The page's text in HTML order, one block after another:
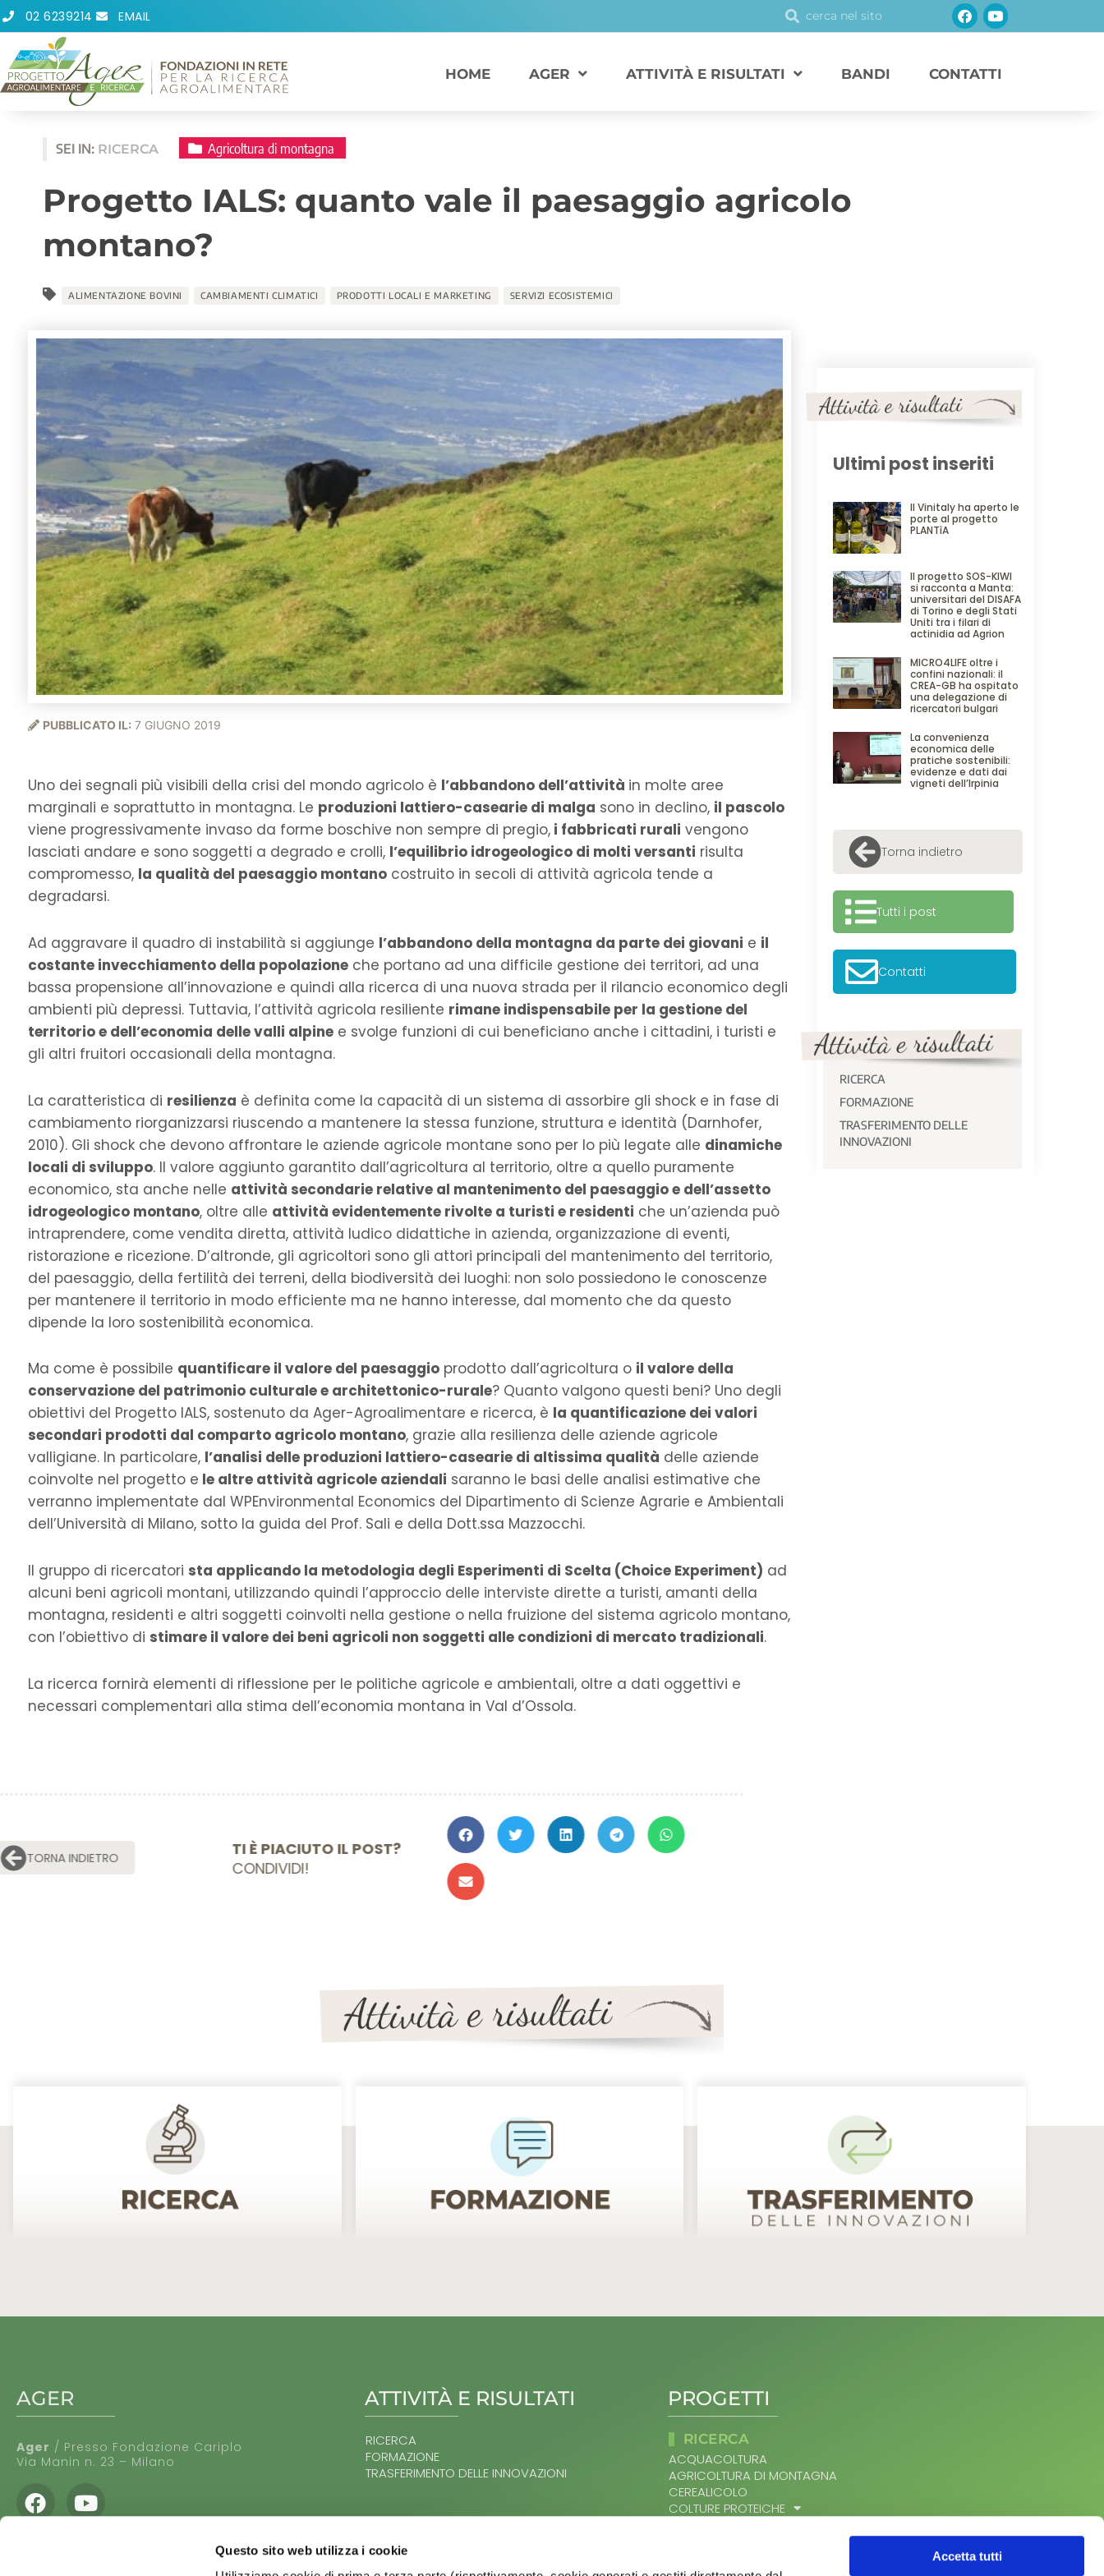
Questo sito web utilizza i cookie
Accetta tutti
Vai
contenuto
02 6239214 EMAIL CercaCerca Facebook
Youtube
HOME AGER ATTIVITÀ E RISULTATI BANDI CONTATTI
SEI IN: RICERCA Agricoltura di montagna
Progetto IALS: quanto vale il paesaggio agricolo
montano?
ALIMENTAZIONE BOVINI CAMBIAMENTI CLIMATICI PRODOTTI LOCALI E MARKETING SERVIZI ECOSISTEMICI
PUBBLICATO IL: 7 GIUGNO 2019
Uno dei segnali più visibili della crisi del mondo agricolo è l’abbandono dell’attività in molte aree
marginali e soprattutto in montagna. Le produzioni lattiero-casearie di malga sono in declino, il pascolo
viene progressivamente invaso da forme boschive non sempre di pregio, i fabbricati rurali vengono
lasciati andare e sono soggetti a degrado e crolli, l’equilibrio idrogeologico di molti versanti risulta
compromesso, la qualità del paesaggio montano costruito in secoli di attività agricola tende a
degradarsi.
Ad aggravare il quadro di instabilità si aggiunge l’abbandono della montagna da parte dei giovani e il
costante invecchiamento della popolazione che portano ad una difficile gestione dei territori, ad una
bassa propensione all’innovazione e quindi alla ricerca di una nuova strada per il rilancio economico degli
ambienti più depressi. Tuttavia, l’attività agricola resiliente rimane indispensabile per la gestione del
territorio e dell’economia delle valli alpine e svolge funzioni di cui beneficiano anche i cittadini, i turisti e
gli altri fruitori occasionali della montagna.
La caratteristica di resilienza è definita come la capacità di un sistema di assorbire gli shock e in fase di
cambiamento riorganizzarsi riuscendo a mantenere la stessa funzione, struttura e identità (Darnhofer,
2010). Gli shock che devono affrontare le aziende agricole montane sono per lo più legate alle dinamiche
locali di sviluppo. Il valore aggiunto garantito dall’agricoltura al territorio, oltre a quello puramente
economico, sta anche nelle attività secondarie relative al mantenimento del paesaggio e dell’assetto
idrogeologico montano, oltre alle attività evidentemente rivolte a turisti e residenti che un’azienda può
intraprendere, come vendita diretta, attività ludico didattiche in azienda, organizzazione di eventi,
ristorazione e ricezione. D’altronde, gli agricoltori sono gli attori principali del mantenimento del territorio,
del paesaggio, della fertilità dei terreni, della biodiversità dei luoghi: non solo possiedono le conoscenze
per mantenere il territorio in modo efficiente ma ne hanno interesse, dal momento che da questo
dipende la loro sostenibilità economica.
Ma come è possibile quantificare il valore del paesaggio prodotto dall’agricoltura o il valore della
conservazione del patrimonio culturale e architettonico-rurale? Quanto valgono questi beni? Uno degli
obiettivi del Progetto IALS, sostenuto da Ager-Agroalimentare e ricerca, è la quantificazione dei valori
secondari prodotti dal comparto agricolo montano, grazie alla resilienza delle aziende agricole
valligiane. In particolare, l’analisi delle produzioni lattiero-casearie di altissima qualità delle aziende
coinvolte nel progetto e le altre attività agricole aziendali saranno le basi delle analisi estimative che
verranno implementate dal WPEnvironmental Economics del Dipartimento di Scienze Agrarie e Ambientali
dell’Università di Milano, sotto la guida del Prof. Sali e della Dott.ssa Mazzocchi.
Il gruppo di ricercatori sta applicando la metodologia degli Esperimenti di Scelta (Choice Experiment) ad
alcuni beni agricoli montani, utilizzando quindi l’approccio delle interviste dirette a turisti, amanti della
montagna, residenti e altri soggetti coinvolti nella gestione o nella fruizione del sistema agricolo montano,
con l’obiettivo di stimare il valore dei beni agricoli non soggetti alle condizioni di mercato tradizionali.
La ricerca fornirà elementi di riflessione per le politiche agricole e ambientali, oltre a dati oggettivi e
necessari complementari alla stima dell’economia montana in Val d’Ossola.
TORNA INDIETRO
TI È PIACIUTO IL POST?
CONDIVIDI!
Ultimi post inseriti
Il Vinitaly ha aperto le
porte al progetto
PLANTìA
Il progetto SOS-KIWI
si racconta a Manta:
universitari del DISAFA
di Torino e degli Stati
Uniti tra i filari di
actinidia ad Agrion
MICRO4LIFE oltre i
confini nazionali: il
CREA-GB ha ospitato
una delegazione di
ricercatori bulgari
La convenienza
economica delle
pratiche sostenibili:
evidenze e dati dai
vigneti dell’Irpinia
Torna indietro
Tutti i post
Contatti
RICERCA
FORMAZIONE
TRASFERIMENTO DELLE
INNOVAZIONI
AGER
Ager / Presso Fondazione Cariplo
Via Manin n. 23 – Milano
Facebook
Youtube
ATTIVITÀ E RISULTATI
RICERCA
FORMAZIONE
TRASFERIMENTO DELLE INNOVAZIONI
HOME
PROGETTI
RICERCA
ACQUACOLTURA
AGRICOLTURA DI MONTAGNA
CEREALICOLO
COLTURE PROTEICHE